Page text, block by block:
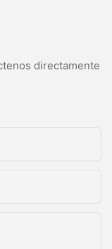
directamente